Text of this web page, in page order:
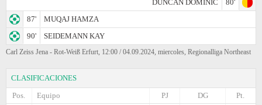
DUNCAN DOMINIC
80'
87'
MUQAJ HAMZA
90'
SEIDEMANN KAY
Carl Zeiss Jena - Rot-Weiß Erfurt, 12:00 / 04.09.2024, miercoles, Regionalliga Northeast
CLASIFICACIONES
Pos.
Equipo Pt.
DG
PJ